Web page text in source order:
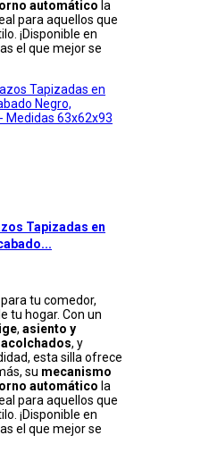
automático la
para aquellos que
¡Disponible en
el que mejor se
Tapizadas en
para tu comedor,
tu hogar. Con un
, asiento y
, y
esta silla ofrece
su mecanismo
automático la
para aquellos que
¡Disponible en
el que mejor se